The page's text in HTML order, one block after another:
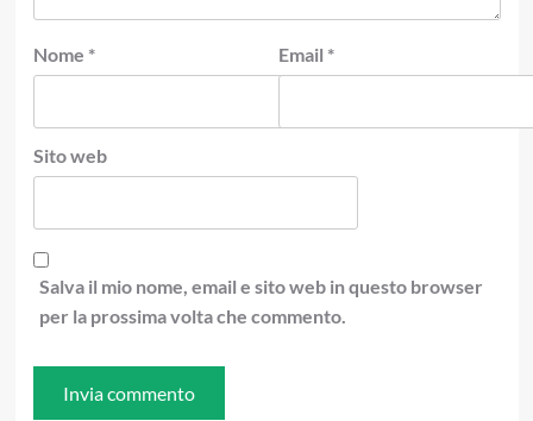
Nome * Email *
Sito web
Salva il mio nome, email e sito web in questo browser
per la prossima volta che commento.